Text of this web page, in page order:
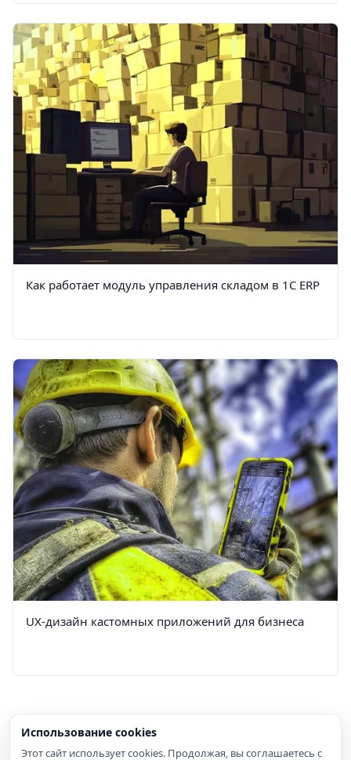
Как работает модуль управления складом в 1С ERP
UX-дизайн кастомных приложений для бизнеса
Использование cookies
Этот сайт использует cookies. Продолжая, вы соглашаетесь с